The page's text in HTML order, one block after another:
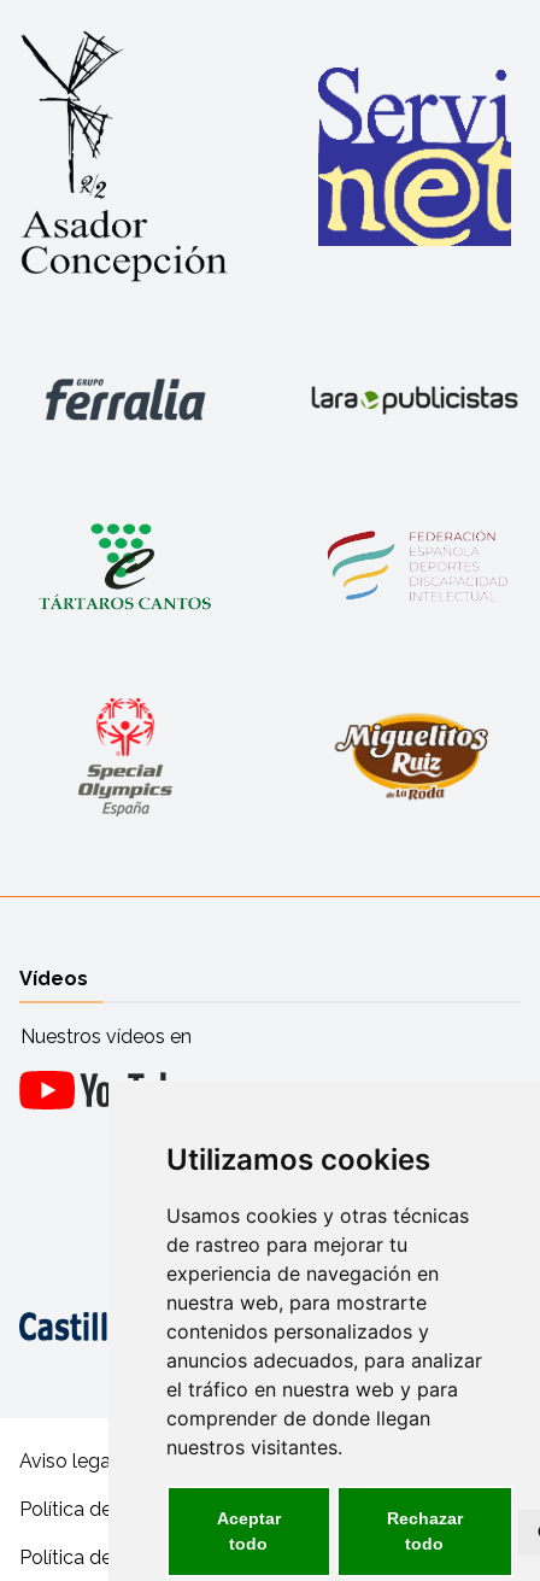
Utilizamos cookies
Usamos cookies y otras técnicas
de rastreo para mejorar tu
experiencia de navegación en
nuestra web, para mostrarte
contenidos personalizados y
anuncios adecuados, para analizar
el tráfico en nuestra web y para
comprender de donde llegan
nuestros visitantes.
Aceptar
todo
Rechazar
todo
Vídeos
Nuestros vídeos en
Aviso legal y condiciones de uso
Política de privacidad
Política de cookies